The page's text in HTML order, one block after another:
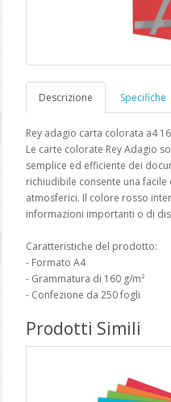
Descrizione Specifiche
Rey adagio carta colorata a4
Le carte colorate Rey Adagio
semplice ed efficiente dei
richiudibile consente una
atmosferici. Il colore rosso
informazioni importanti o di
Caratteristiche del prodotto:
- Formato A4
- Grammatura di 160 g/m²
- Confezione da 250 fogli
Prodotti Simili